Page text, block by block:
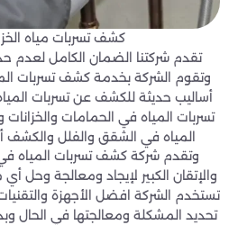
كشف تسربات مياه
تقدم شركتنا الضمان الكامل لعدم
وتقوم الشركة بخدمة كشف تسربات
أساليب حديثة للكشف عن تسربات
تسربات المياه في الحمامات
المياه في الشقق والفلل والكشف
وتقدم شركة كشف تسربات المياه
والإتقان الكبير لإيجاد ومعالجة وحل
تستخدم الشركة افضل الأجهزة
تحديد المشكلة ومعالجتها في الحال